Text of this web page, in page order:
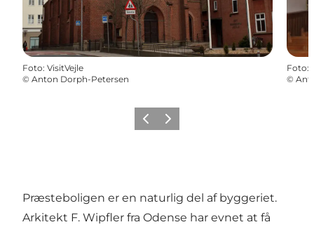
Foto: VisitVejle
© Anton Dorph-Petersen
Foto:
©
ForrigeNæste
Præsteboligen er en naturlig del af byggeriet.
Arkitekt F. Wipfler fra Odense har evnet at få